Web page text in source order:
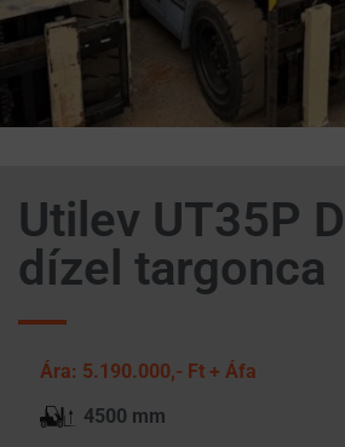
Utilev UT35P
dízel targonca
Ára: 5.190.000,- Ft + Áfa
4500 mm